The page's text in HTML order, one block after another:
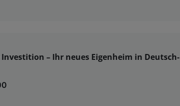
– Ihr neues Eigenheim in Deutsch-